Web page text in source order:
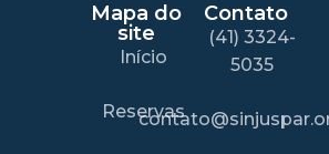
Mapa do
site
Início
Reservas
Contato
(41) 3324-
5035